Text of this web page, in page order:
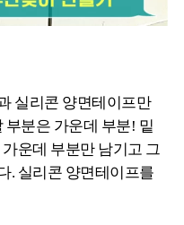
실리콘 양면테이프만
부분은 가운데 부분! 밑
운데 부분만 남기고 그
. 실리콘 양면테이프를